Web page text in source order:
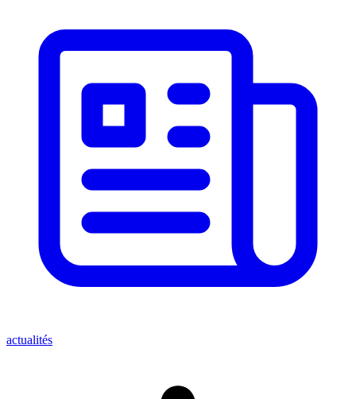
actualités